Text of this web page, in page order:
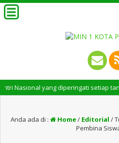
yang diperingati setiap tanggal
Anda ada di : Home/ Editorial /
Pembina